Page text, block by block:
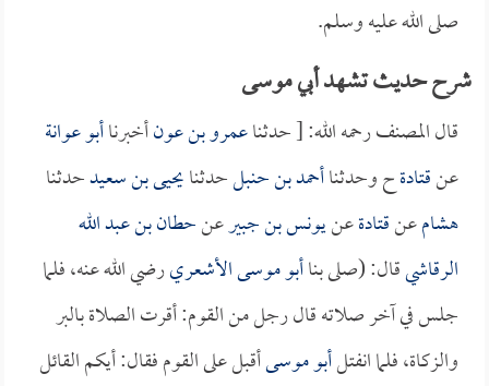
صلى الله عليه وسلم.
شرح حديث تشهد أبي موسى
قال المصنف رحمه الله: [ حدثناعمرو بن عونأخبرناأبو عوانة
عنقتادةح وحدثناأحمد بن حنبلحدثنايحيى بن سعيدحدثنا
هشامعنقتادةعنيونس بن جبيرعنحطان بن عبد الله
الرقاشيقال: (صلى بناأبو موسى الأشعريرضي الله عنه، فلما
جلس في آخر صلاته قال رجل من القوم: أقرت الصلاة بالبر
والزكاة، فلما انفتلأبو موسىأقبل على القوم فقال: أيكم القائل